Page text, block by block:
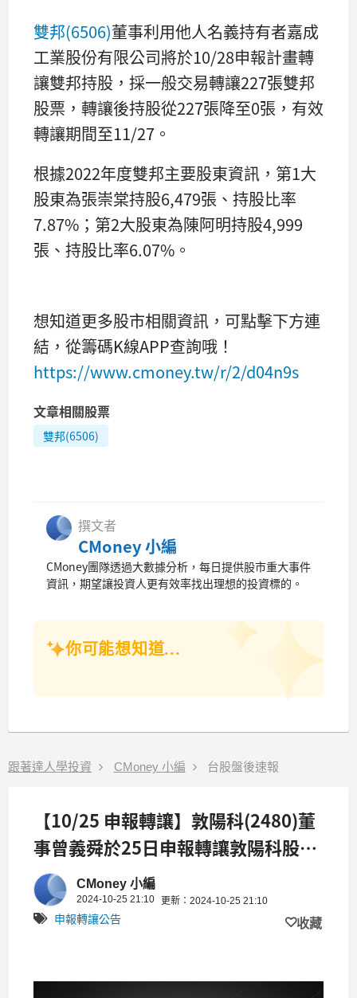
雙邦(6506)董事利用他人名義持有者嘉成
工業股份有限公司將於10/28申報計畫轉
讓雙邦持股，採一般交易轉讓227張雙邦
股票，轉讓後持股從227張降至0張，有效
轉讓期間至11/27。
根據2022年度雙邦主要股東資訊，第1大
股東為張崇棠持股6,479張、持股比率
7.87%；第2大股東為陳阿明持股4,999
張、持股比率6.07%。
想知道更多股市相關資訊，可點擊下方連
結，從籌碼K線APP查詢哦！
https://www.cmoney.tw/r/2/d04n9s
文章相關股票
雙邦(6506)
撰文者
CMoney 小編
CMoney團隊透過大數據分析，每日提供股市重大事件
資訊，期望讓投資人更有效率找出理想的投資標的。
你可能想知道...
跟著達人學投資 CMoney 小編 台股盤後速報
【10/25 申報轉讓】敦陽科(2480)董
事曾義舜於25日申報轉讓敦陽科股票
共18張CMoney 小編
2024-10-25 21:10 更新：2024-10-25 21:10
申報轉讓公告 收藏